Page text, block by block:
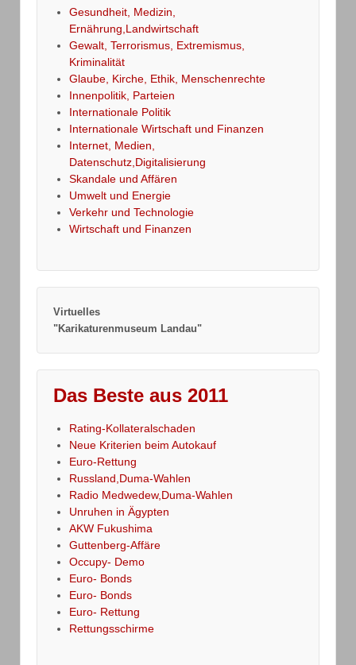
Gesundheit, Medizin,
Ernährung,Landwirtschaft
Gewalt, Terrorismus, Extremismus,
Kriminalität
Glaube, Kirche, Ethik, Menschenrechte
Innenpolitik, Parteien
Internationale Politik
Internationale Wirtschaft und Finanzen
Internet, Medien,
Datenschutz,Digitalisierung
Skandale und Affären
Umwelt und Energie
Verkehr und Technologie
Wirtschaft und Finanzen
Virtuelles
"Karikaturenmuseum Landau"
Das Beste aus 2011
Rating-Kollateralschaden
Neue Kriterien beim Autokauf
Euro-Rettung
Russland,Duma-Wahlen
Radio Medwedew,Duma-Wahlen
Unruhen in Ägypten
AKW Fukushima
Guttenberg-Affäre
Occupy- Demo
Euro- Bonds
Euro- Bonds
Euro- Rettung
Rettungsschirme